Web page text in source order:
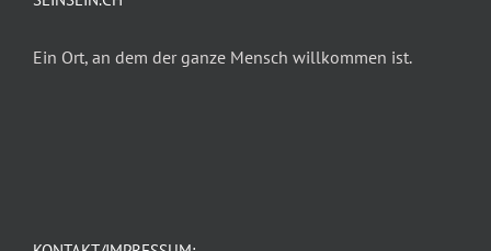
Ein Ort, an dem der ganze Mensch willkommen ist.